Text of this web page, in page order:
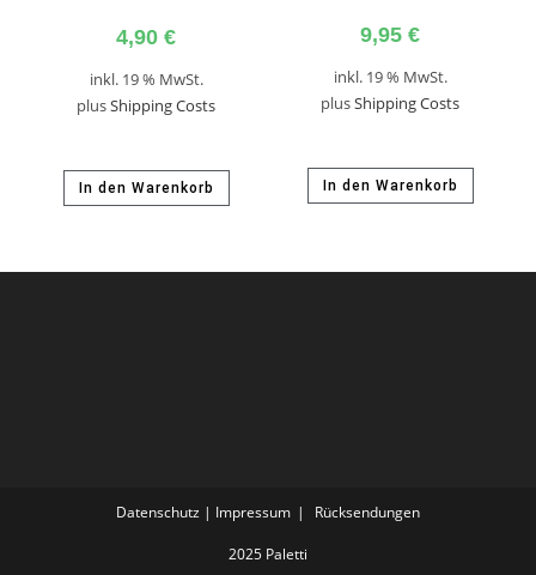
4,90 €
inkl. 19 % MwSt.
plusShipping Costs
In den Warenkorb
9,95 €
inkl. 19 % MwSt.
plusShipping Costs
In den Warenkorb
Datenschutz | Impressum Rücksendungen
2025 Paletti